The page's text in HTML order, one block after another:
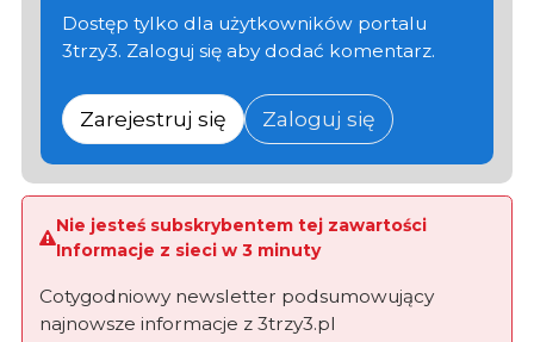
Dostęp tylko dla użytkowników portalu
3trzy3. Zaloguj się aby dodać komentarz.
Zarejestruj się Zaloguj się
Nie jesteś subskrybentem tej zawartości
Informacje z sieci w 3 minuty
Cotygodniowy newsletter podsumowujący
najnowsze informacje z 3trzy3.pl